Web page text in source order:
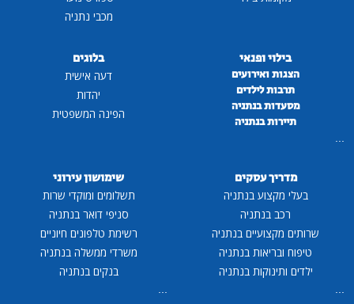
מכבי נתניה
בילוי ופנאי
הצגות ואירועים
תרבות לילדים
מסעדות בנתניה
תיירות בנתניה
...
בלוגים
דעה אישית
יהדות
הפינה המשפטית
מדריך עסקים
בעלי מקצוע בנתניה
רכב בנתניה
שרותים מקצועיים בנתניה
טיפוח ובריאות בנתניה
ילדים ותינוקות בנתניה
...
שימושון עירוני
תשלומים ומוקדי שרות
סניפי דואר בנתניה
רשימת טלפונים חיוניים
משרדי ממשלה בנתניה
בנקים בנתניה
...